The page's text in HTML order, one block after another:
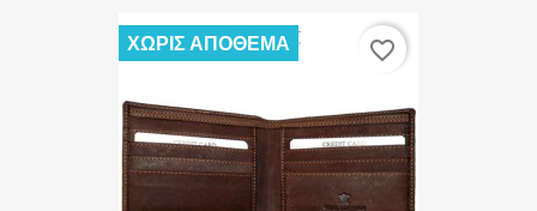
ΧΩΡΊΣ ΑΠΌΘΕΜΑ favorite_border